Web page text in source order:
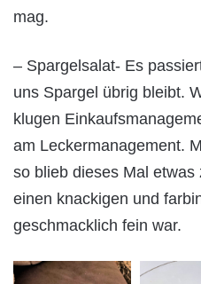
mag.
– Spargelsalat- Es
uns Spargel übrig bleibt.
klugen
am Leckermanagement.
so blieb dieses Mal
einen knackigen und
geschmacklich fein war.